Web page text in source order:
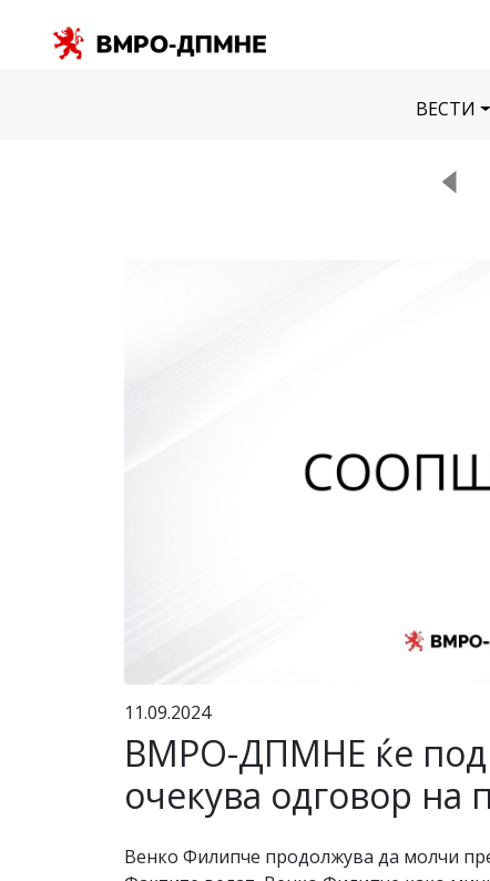
ВЕСТИ
11.09.2024
ВМРО-ДПМНЕ ќе
очекува одговор
Венко Филипче продолжува да молчи